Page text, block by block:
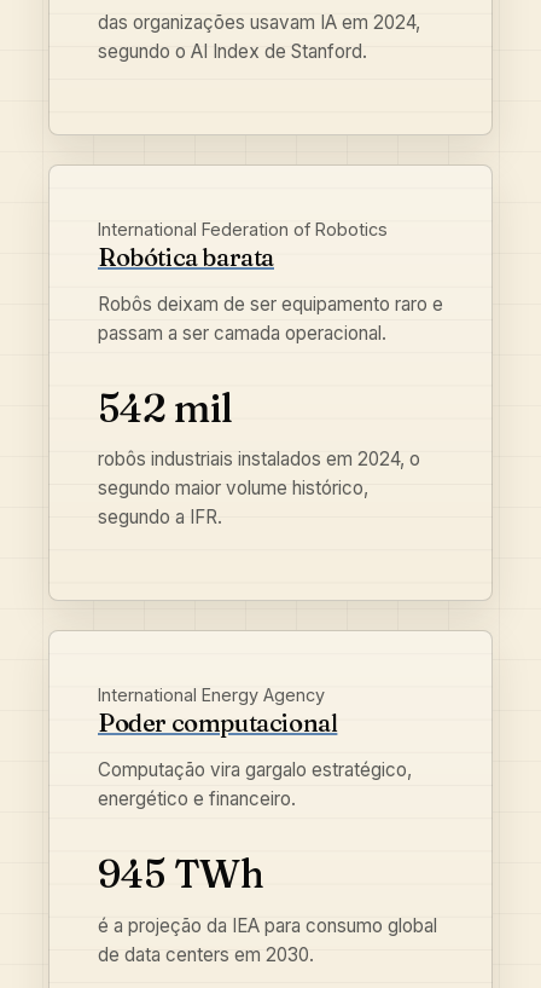
das organizações usavam IA em 2024,
segundo o AI Index de Stanford.
International Federation of Robotics
Robótica barata
Robôs deixam de ser equipamento raro e
passam a ser camada operacional.
542 mil
robôs industriais instalados em 2024, o
segundo maior volume histórico,
segundo a IFR.
International Energy Agency
Poder computacional
Computação vira gargalo estratégico,
energético e financeiro.
945 TWh
é a projeção da IEA para consumo global
de data centers em 2030.